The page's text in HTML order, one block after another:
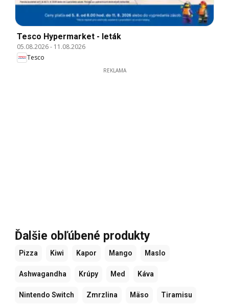
Tesco Hypermarket - leták
05.08.2026- 11.08.2026
Tesco
REKLAMA
Ďalšie obľúbené produkty
Pizza Kiwi Kapor Mango Maslo
Ashwagandha Krúpy Med Káva
Nintendo Switch Zmrzlina Mäso Tiramisu